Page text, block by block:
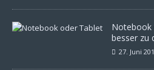
Notebook
besser zu
27. Juni